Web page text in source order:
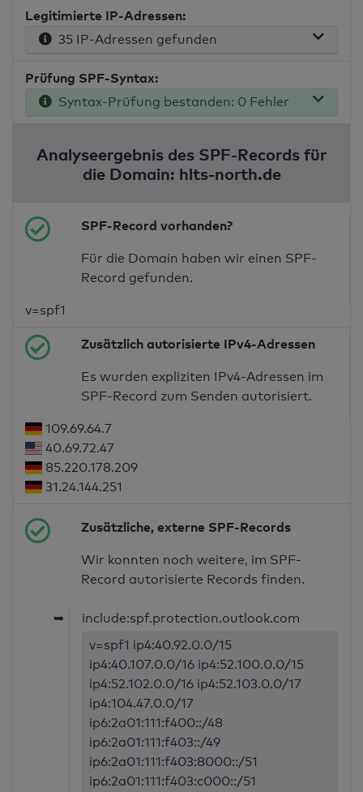
Legitimierte IP-Adressen:
35 IP-Adressen gefunden
Prüfung SPF-Syntax:
Syntax-Prüfung bestanden: 0 Fehler
Analyseergebnis des SPF-Records für
die Domain: hlts-north.de
SPF-Record vorhanden?
Für die Domain haben wir einen SPF-
Record gefunden.
v=spf1
Zusätzlich autorisierte IPv4-Adressen
Es wurden expliziten IPv4-Adressen im
SPF-Record zum Senden autorisiert.
109.69.64.7
40.69.72.47
85.220.178.209
31.24.144.251
Zusätzliche, externe SPF-Records
Wir konnten noch weitere, im SPF-
Record autorisierte Records finden.
➥
include:spf.protection.outlook.com
v=spf1 ip4:40.92.0.0/15
ip4:40.107.0.0/16 ip4:52.100.0.0/15
ip4:52.102.0.0/16 ip4:52.103.0.0/17
ip4:104.47.0.0/17
ip6:2a01:111:f400::/48
ip6:2a01:111:f403::/49
ip6:2a01:111:f403:8000::/51
ip6:2a01:111:f403:c000::/51